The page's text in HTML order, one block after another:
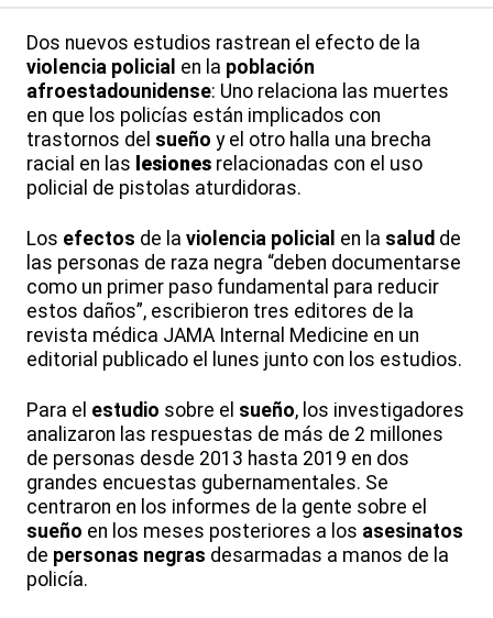
Dos nuevos estudios rastrean el efecto de la
violencia policial en la población
afroestadounidense: Uno relaciona las muertes
en que los policías están implicados con
trastornos del sueño y el otro halla una brecha
racial en las lesiones relacionadas con el uso
policial de pistolas aturdidoras.
Los efectos de la violencia policial en la salud de
las personas de raza negra “deben documentarse
como un primer paso fundamental para reducir
estos daños”, escribieron tres editores de la
revista médica JAMA Internal Medicine en un
editorial publicado el lunes junto con los estudios.
Para el estudio sobre el sueño, los investigadores
analizaron las respuestas de más de 2 millones
de personas desde 2013 hasta 2019 en dos
grandes encuestas gubernamentales. Se
centraron en los informes de la gente sobre el
sueño en los meses posteriores a los asesinatos
de personas negras desarmadas a manos de la
policía.